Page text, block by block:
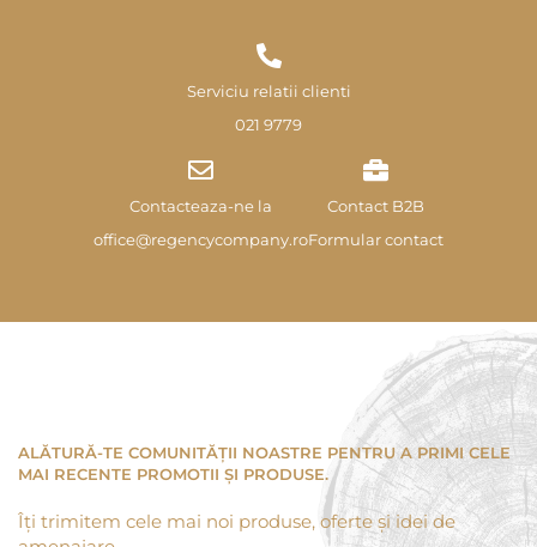
Serviciu relatii clienti
021 9779
Contacteaza-ne la
office@regencycompany.ro
Contact B2B
Formular contact
ALĂTURĂ-TE COMUNITĂȚII NOASTRE PENTRU A PRIMI CELE
MAI RECENTE PROMOTII ȘI PRODUSE.
Îți trimitem cele mai noi produse, oferte și idei de